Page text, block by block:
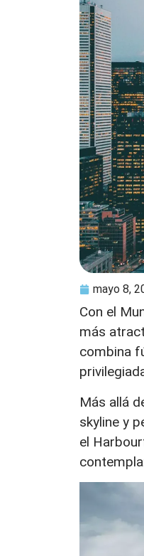
mayo 8,
Con el
más
combina
Más allá
skyline y
el